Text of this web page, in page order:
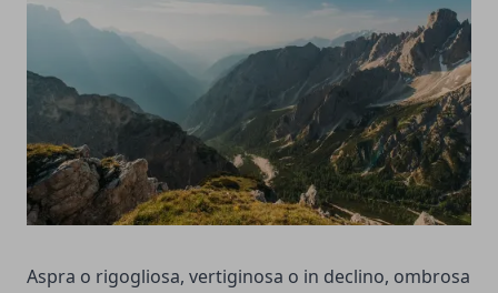
Aspra o rigogliosa, vertiginosa o in declino, ombrosa